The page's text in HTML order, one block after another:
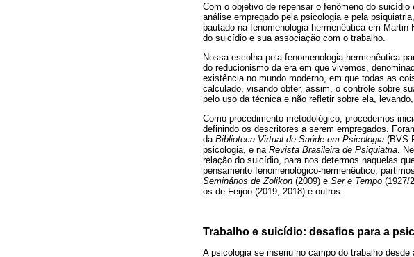
Com o objetivo de repensar o fenômeno do
análise empregado pela psicologia e pela
pautado na fenomenologia hermenêutica em
do suicídio e sua associação com o trabalho.
Nossa escolha pela fenomenologia-hermenêutica
do reducionismo da era em que vivemos,
existência no mundo moderno, em que todas as
calculado, visando obter, assim, o controle sobre
pelo uso da técnica e não refletir sobre ela,
Como procedimento metodológico, procedemos
definindo os descritores a serem empregados.
da Biblioteca Virtual de Saúde em Psicologia (BVS
psicologia, e na Revista Brasileira de Psiquiatria.
relação do suicídio, para nos determos naquelas
pensamento fenomenológico-hermenêutico,
Seminários de Zolikon (2009) e Ser e Tempo (1927/
os de Feijoo (2019, 2018) e outros.
Trabalho e suicídio: desafios para a
A psicologia se inseriu no campo do trabalho